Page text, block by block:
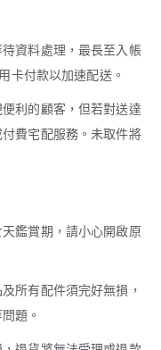
資料處理，最長至入帳
卡付款以加速配送。
利的顧客，但若對送達
費宅配服務。未取件將
鑑賞期，請小心開啟原
所有配件須完好無損，
題。